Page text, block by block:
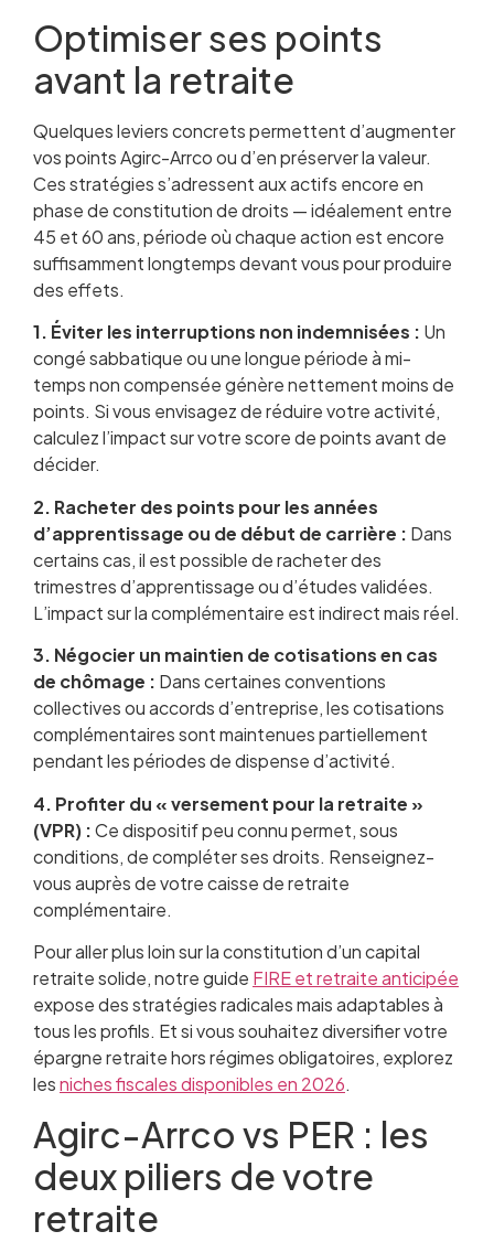
Optimiser ses points
avant la retraite
Quelques leviers concrets permettent d’augmenter
vos points Agirc-Arrco ou d’en préserver la valeur.
Ces stratégies s’adressent aux actifs encore en
phase de constitution de droits — idéalement entre
45 et 60 ans, période où chaque action est encore
suffisamment longtemps devant vous pour produire
des effets.
1. Éviter les interruptions non indemnisées : Un
congé sabbatique ou une longue période à mi-
temps non compensée génère nettement moins de
points. Si vous envisagez de réduire votre activité,
calculez l’impact sur votre score de points avant de
décider.
2. Racheter des points pour les années
d’apprentissage ou de début de carrière : Dans
certains cas, il est possible de racheter des
trimestres d’apprentissage ou d’études validées.
L’impact sur la complémentaire est indirect mais réel.
3. Négocier un maintien de cotisations en cas
de chômage : Dans certaines conventions
collectives ou accords d’entreprise, les cotisations
complémentaires sont maintenues partiellement
pendant les périodes de dispense d’activité.
4. Profiter du « versement pour la retraite »
(VPR) :Ce dispositif peu connu permet, sous
conditions, de compléter ses droits. Renseignez-
vous auprès de votre caisse de retraite
complémentaire.
Pour aller plus loin sur la constitution d’un capital
retraite solide, notre guide FIRE et retraite anticipée
expose des stratégies radicales mais adaptables à
tous les profils. Et si vous souhaitez diversifier votre
épargne retraite hors régimes obligatoires, explorez
lesniches fiscales disponibles en 2026.
Agirc-Arrco vs PER : les
deux piliers de votre
retraite